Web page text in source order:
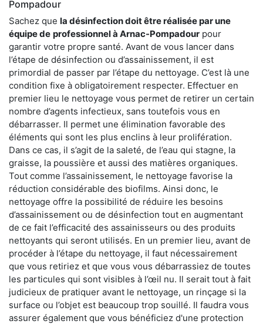
Pompadour
Sachez que la désinfection doit être réalisée par une
équipe de professionnel à Arnac-Pompadour pour
garantir votre propre santé. Avant de vous lancer dans
l’étape de désinfection ou d’assainissement, il est
primordial de passer par l’étape du nettoyage. C’est là une
condition fixe à obligatoirement respecter. Effectuer en
premier lieu le nettoyage vous permet de retirer un certain
nombre d’agents infectieux, sans toutefois vous en
débarrasser. Il permet une élimination favorable des
éléments qui sont les plus enclins à leur prolifération.
Dans ce cas, il s’agit de la saleté, de l’eau qui stagne, la
graisse, la poussière et aussi des matières organiques.
Tout comme l’assainissement, le nettoyage favorise la
réduction considérable des biofilms. Ainsi donc, le
nettoyage offre la possibilité de réduire les besoins
d’assainissement ou de désinfection tout en augmentant
de ce fait l’efficacité des assainisseurs ou des produits
nettoyants qui seront utilisés. En un premier lieu, avant de
procéder à l’étape du nettoyage, il faut nécessairement
que vous retiriez et que vous vous débarrassiez de toutes
les particules qui sont visibles à l’œil nu. Il serait tout à fait
judicieux de pratiquer avant le nettoyage, un rinçage si la
surface ou l’objet est beaucoup trop souillé. Il faudra vous
assurer également que vous bénéficiez d'une protection